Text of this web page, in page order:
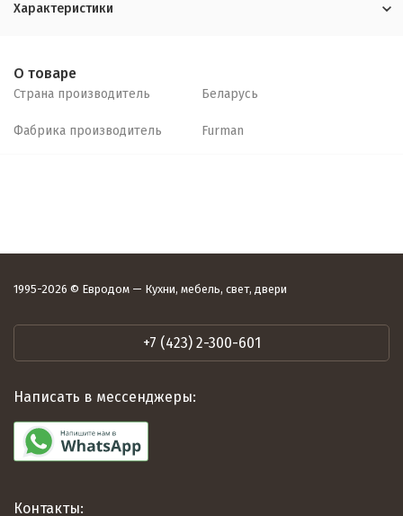
Характеристики
О товаре
Страна производитель Беларусь
Фабрика производитель Furman
1995-2026 © Евродом — Кухни, мебель, свет, двери
+7 (423) 2-300-601
Написать в мессенджеры:
Контакты: